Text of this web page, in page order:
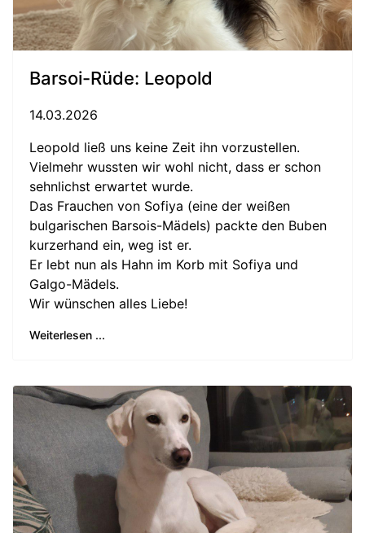
Barsoi-Rüde: Leopold
14.03.2026
Leopold ließ uns keine Zeit ihn vorzustellen.
Vielmehr wussten wir wohl nicht, dass er schon
sehnlichst erwartet wurde.
Das Frauchen von Sofiya (eine der weißen
bulgarischen Barsois-Mädels) packte den Buben
kurzerhand ein, weg ist er.
Er lebt nun als Hahn im Korb mit Sofiya und
Galgo-Mädels.
Wir wünschen alles Liebe!
Weiterlesen ...